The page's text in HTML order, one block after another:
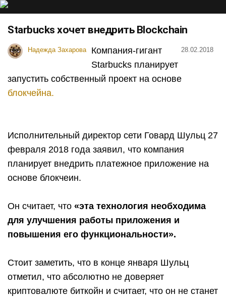
Starbucks хочет внедрить Blockchain
Надежда Захарова 28.02.2018
Компания-гигант
Starbucks планирует
запустить собственный проект на основе
блокчейна.
Исполнительный директор сети Говард Шульц 27
февраля 2018 года заявил, что компания
планирует внедрить платежное приложение на
основе блокчеин.
Он считает, что «эта технология необходима
для улучшения работы приложения и
повышения его функциональности».
Стоит заметить, что в конце января Шульц
отметил, что абсолютно не доверяет
криптовалюте биткойн и считает, что он не станет